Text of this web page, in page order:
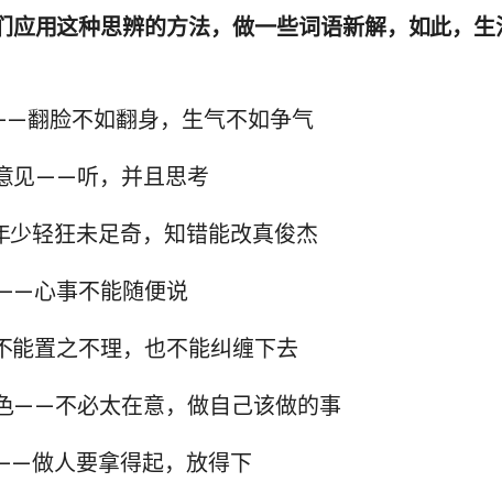
应用这种思辨的方法，做一些词语新解，如此，
翻脸不如翻身，生气不如争气
见——听，并且思考
轻狂未足奇，知错能改真俊杰
心事不能随便说
置之不理，也不能纠缠下去
——不必太在意，做自己该做的事
做人要拿得起，放得下